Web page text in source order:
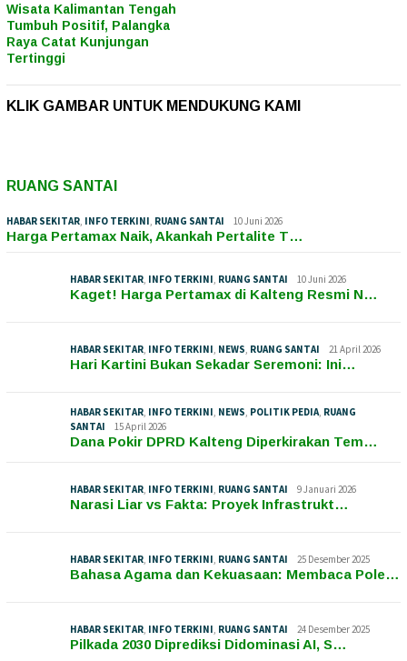
Wisata Kalimantan Tengah
Tumbuh Positif, Palangka
Raya Catat Kunjungan
Tertinggi
KLIK GAMBAR UNTUK MENDUKUNG KAMI
RUANG SANTAI
HABAR SEKITAR INFO TERKINI RUANG SANTAI 10 Juni 2026
Harga Pertamax Naik, Akankah Pertalite T…
HABAR SEKITAR INFO TERKINI RUANG SANTAI 10 Juni 2026
Kaget! Harga Pertamax di Kalteng Resmi N…
HABAR SEKITAR INFO TERKINI NEWS RUANG SANTAI 21 April 2026
Hari Kartini Bukan Sekadar Seremoni: Ini…
HABAR SEKITAR INFO TERKINI NEWS POLITIK PEDIA RUANG
SANTAI
15 April 2026
Dana Pokir DPRD Kalteng Diperkirakan Tem…
HABAR SEKITAR INFO TERKINI RUANG SANTAI 9 Januari 2026
Narasi Liar vs Fakta: Proyek Infrastrukt…
HABAR SEKITAR INFO TERKINI RUANG SANTAI 25 Desember 2025
Bahasa Agama dan Kekuasaan: Membaca Pole…
HABAR SEKITAR INFO TERKINI RUANG SANTAI 24 Desember 2025
Pilkada 2030 Diprediksi Didominasi AI, S…